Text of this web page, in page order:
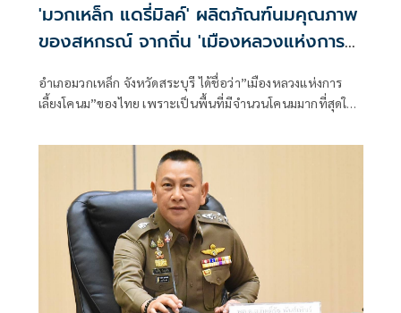
'มวกเหล็ก แดรี่มิลค์' ผลิตภัณฑ์นมคุณภาพ
ของสหกรณ์ จากถิ่น 'เมืองหลวงแห่งการ
เลี้ยงโคนม' ไทย
อำเภอมวกเหล็ก จังหวัดสระบุรี ได้ชื่อว่า”เมืองหลวงแห่งการ
เลี้ยงโคนม”ของไทย เพราะเป็นพื้นที่มีจำนวนโคนมมากที่สุดใน
มวกเหล็ก จำกัด ถือเป็นหนึ่งในสถาบันเกษตรกรผู้เลี้ยงโคนมที่
สำคัญและมีความเก่าแก่ที่สุดแห่งหนึ่งในประเทศไทย